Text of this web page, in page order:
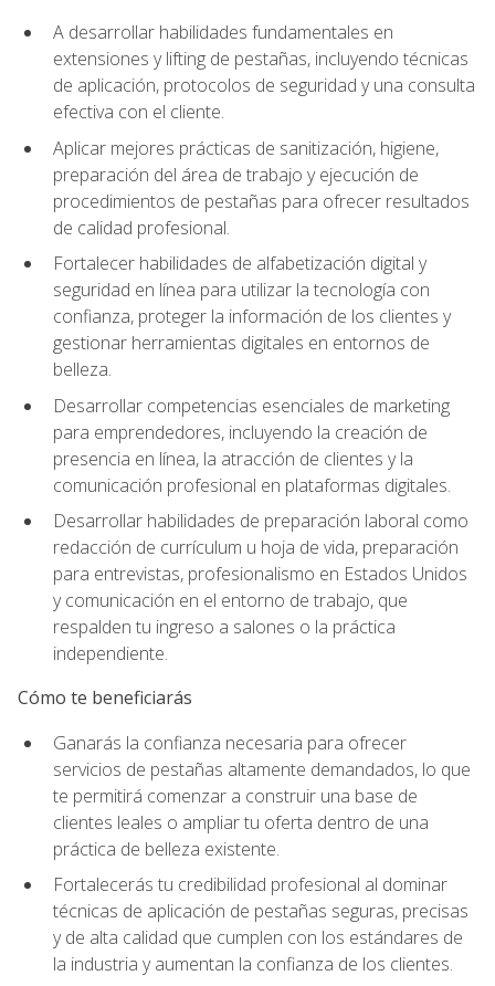
A desarrollar habilidades fundamentales en
extensiones y lifting de pestañas, incluyendo técnicas
de aplicación, protocolos de seguridad y una consulta
efectiva con el cliente.
Aplicar mejores prácticas de sanitización, higiene,
preparación del área de trabajo y ejecución de
procedimientos de pestañas para ofrecer resultados
de calidad profesional.
Fortalecer habilidades de alfabetización digital y
seguridad en línea para utilizar la tecnología con
confianza, proteger la información de los clientes y
gestionar herramientas digitales en entornos de
belleza.
Desarrollar competencias esenciales de marketing
para emprendedores, incluyendo la creación de
presencia en línea, la atracción de clientes y la
comunicación profesional en plataformas digitales.
Desarrollar habilidades de preparación laboral como
redacción de currículum u hoja de vida, preparación
para entrevistas, profesionalismo en Estados Unidos
y comunicación en el entorno de trabajo, que
respalden tu ingreso a salones o la práctica
independiente.
Cómo te beneficiarás
Ganarás la confianza necesaria para ofrecer
servicios de pestañas altamente demandados, lo que
te permitirá comenzar a construir una base de
clientes leales o ampliar tu oferta dentro de una
práctica de belleza existente.
Fortalecerás tu credibilidad profesional al dominar
técnicas de aplicación de pestañas seguras, precisas
y de alta calidad que cumplen con los estándares de
la industria y aumentan la confianza de los clientes.